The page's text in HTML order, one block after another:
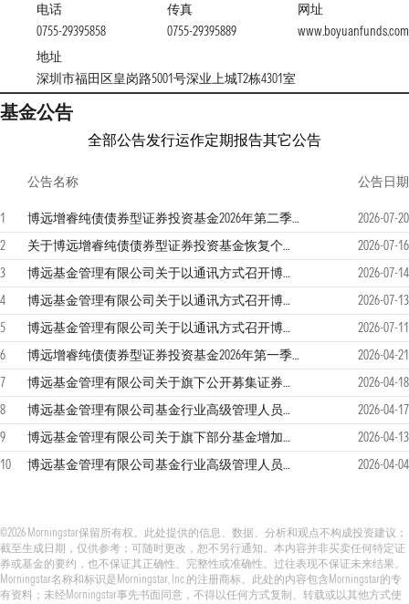
电话
0755-29395858
传真
0755-29395889
网址
www.boyuanfunds.com
地址
深圳市福田区皇岗路5001号深业上城T2栋4301室
基金公告
全部公告发行运作定期报告其它公告
公告名称 公告日期
1 博远增睿纯债债券型证券投资基金2026年第二季度报告
2026-07-20
2
关于博远增睿纯债债券型证券投资基金恢复个人投资者申购（含定期定额投资）和转换转入业务的公告
2026-07-16
3
博远基金管理有限公司关于以通讯方式召开博远增睿纯债债券型证券投资基金基金份额持有人大会的第二次提示性公告
2026-07-14
4
博远基金管理有限公司关于以通讯方式召开博远增睿纯债债券型证券投资基金基金份额持有人大会的第一次提示性公告
2026-07-13
5
博远基金管理有限公司关于以通讯方式召开博远增睿纯债债券型证券投资基金基金份额持有人大会的公告
2026-07-11
6
博远增睿纯债债券型证券投资基金2026年第一季度报告
2026-04-21
7
博远基金管理有限公司关于旗下公开募集证券投资基金产品风险等级划分结果的公告
2026-04-18
8
博远基金管理有限公司基金行业高级管理人员变更公告
2026-04-17
9
博远基金管理有限公司关于旗下部分基金增加上海国信嘉利基金销售有限公司为销售机构的公告
2026-04-13
10
博远基金管理有限公司基金行业高级管理人员变更公告 2026-04-04
©2026 Morningstar保留所有权。此处提供的信息、数据、分析和观点不构成投资建议；
截至生成日期，仅供参考；可随时更改，恕不另行通知。本内容并非买卖任何特定证
券或基金的要约，也不保证其正确性、完整性或准确性。过往表现不保证未来结果。
Morningstar名称和标识是Morningstar, Inc.的注册商标。此处的内容包含Morningstar的专
有资料；未经Morningstar事先书面同意，不得以任何方式复制、转载或以其他方式使